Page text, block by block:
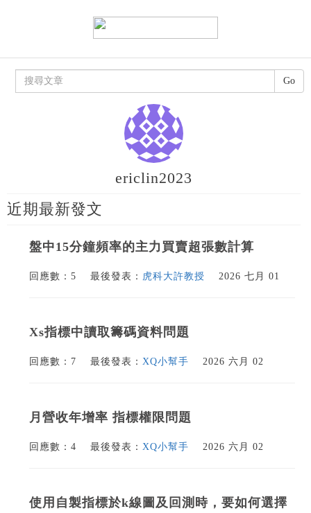
ericlin2023
近期最新發文
盤中15分鐘頻率的主力買賣超張數計算
回應數：5 最後發表： 虎科大許教授 2026 七月 01
Xs指標中讀取籌碼資料問題
回應數：7 最後發表： XQ小幫手 2026 六月 02
月營收年增率 指標權限問題
回應數：4 最後發表： XQ小幫手 2026 六月 02
使用自製指標於k線圖及回測時，要如何選擇
Go